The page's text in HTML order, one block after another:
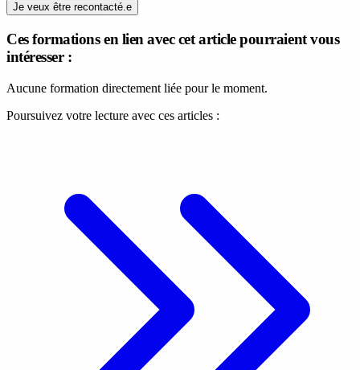
Je veux être recontacté.e
Ces formations en lien avec cet article pourraient vous
intéresser :
Aucune formation directement liée pour le moment.
Poursuivez votre lecture avec ces articles :